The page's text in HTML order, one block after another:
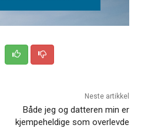
Neste artikkel
Både jeg og datteren min er
kjempeheldige som overlevde